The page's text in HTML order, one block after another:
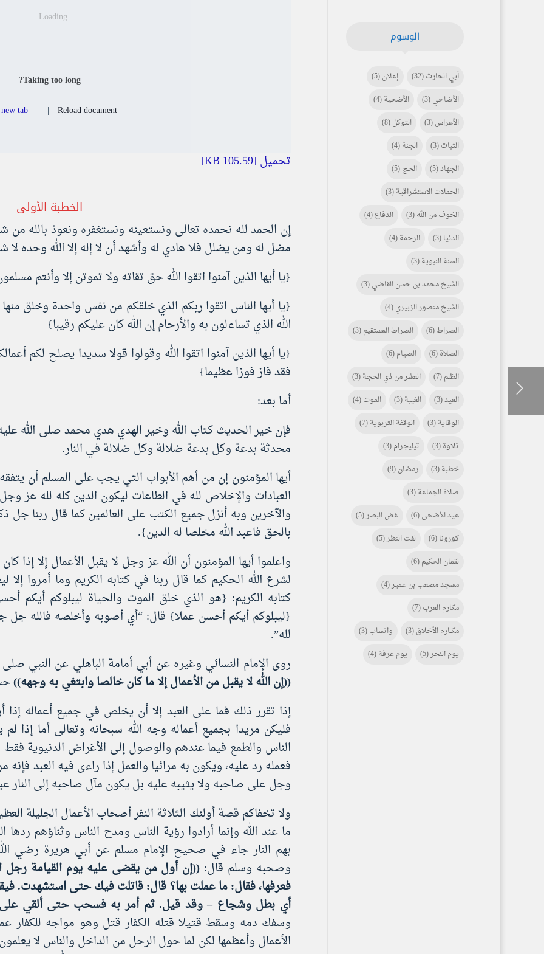
Loading...
Taking too long?
Reload document
|
Open in new tab
تحميل [105.59 KB]
الخطبة الأولى
إن الحمد لله نحمده تعالى ونستعينه ونستغفره ونعوذ بالله من
مضل له ومن يضلل فلا هادي له وأشهد أن لا إله إلا الله وحده
{يا أيها الذين آمنوا اتقوا الله حق تقاته ولا تموتن إلا وأنتم
{يا أيها الناس اتقوا ربكم الذي خلقكم من نفس واحدة وخلق
الله الذي تساءلون به والأرحام إن الله كان عليكم رقيبا}
{يا أيها الذين آمنوا اتقوا الله وقولوا قولا سديدا يصلح لكم
فقد فاز فوزا عظيما}
أما بعد:
فإن خير الحديث كتاب الله وخير الهدي هدي محمد صلى الله
محدثة بدعة وكل بدعة ضلالة وكل ضلالة في النار.
أيها المؤمنون إن من أهم الأبواب التي يجب على المسلم أن
العبادات والإخلاص لله في الطاعات ليكون الدين كله لله عز
والآخرين وبه أنزل جميع الكتب على العالمين كما قال ربنا جل
بالحق فاعبد الله مخلصا له الدين}.
واعلموا أيها المؤمنون أن الله عز وجل لا يقبل الأعمال إلا إذا
لشرع الله الحكيم كما قال ربنا في كتابه الكريم وما أمروا
كتابه الكريم: {هو الذي خلق الموت والحياة ليبلوكم
{ليبلوكم أيكم أحسن عملا} قال: “أي أصوبه وأخلصه فالله جل
لله”.
روى الإمام النسائي وغيره عن أبي أمامة الباهلي عن النبي
((إن الله لا يقبل من الأعمال إلا ما كان خالصا وابتغي به وجهه))
إذا تقرر ذلك فما على العبد إلا أن يخلص في جميع أعماله إذا
فليكن مريدا بجميع أعماله وجه الله سبحانه وتعالى أما إذا لم
الناس والطمع فيما عندهم والوصول إلى الأغراض الدنيوية
فعمله رد عليه، ويكون به مرائيا والعمل إذا راءى فيه العبد
وجل على صاحبه ولا يثيبه عليه بل يكون مآل صاحبه إلى النار
ولا تخفاكم قصة أولئك الثلاثة النفر أصحاب الأعمال الجليلة
ما عند الله وإنما أرادوا رؤية الناس ومدح الناس وثناؤهم
بهم النار جاء في صحيح الإمام مسلم عن أبي هريرة رضي
وصحبه وسلم قال: ((إن أول من يقضى عليه يوم القيامة
فعرفها، فقال: ما عملت بها؟ قال: قاتلت فيك حتى استشهدت.
أي بطل وشجاع – وقد قيل. ثم أمر به فسحب حتى ألقي
وسفك دمه وسقط قتيلا قتله الكفار قتل وهو مواجه
الأعمال وأعظمها لكن لما حول الرحل من الداخل والناس لا
الوسوم
أبي الحارث(32) إعلان(5)
الأضاحي(3) الأضحية(4)
الأعراس(3) التوكل(8)
الثبات(3) الجنة(4)
الجهاد(5) الحج(5)
الحملات الاستشراقية(3)
الخوف من الله(3) الدفاع(4)
الدنيا(3) الرحمة(4)
السنة النبوية(3)
الشيخ محمد بن حسن القاضي(3)
الشيخ منصور الزبيري(4)
الصراط(6) الصراط المستقيم(3)
الصلاة(6) الصيام(6)
الظلم(7) العشر من ذي الحجة(3)
العيد(3) الغيبة(3) الموت(4)
الوقاية(3) الوقفة التربوية(7)
تلاوة(3) تيليجرام(3)
خطبة(3) رمضان(9)
صلاة الجماعة(3)
عيد الأضحى(6) غض البصر(5)
كورونا(6) لفت النظر(5)
لقمان الحكيم(6)
مسجد مصعب بن عمير(4)
مكارم العرب(7)
مكـــارم الأخلاق(3) واتساب(3)
يوم النحر(5) يوم عرفة(4)